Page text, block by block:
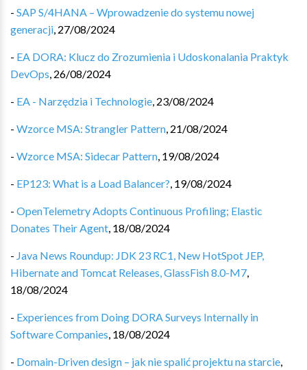
- SAP S/4HANA – Wprowadzenie do systemu nowej
generacji, 27/08/2024
- EA DORA: Klucz do Zrozumienia i Udoskonalania Praktyk
DevOps, 26/08/2024
- EA - Narzędzia i Technologie, 23/08/2024
- Wzorce MSA: Strangler Pattern, 21/08/2024
- Wzorce MSA: Sidecar Pattern, 19/08/2024
- EP123: What is a Load Balancer?, 19/08/2024
- OpenTelemetry Adopts Continuous Profiling; Elastic
Donates Their Agent, 18/08/2024
- Java News Roundup: JDK 23 RC1, New HotSpot JEP,
Hibernate and Tomcat Releases, GlassFish 8.0-M7,
18/08/2024
- Experiences from Doing DORA Surveys Internally in
Software Companies, 18/08/2024
- Domain-Driven design – jak nie spalić projektu na starcie,